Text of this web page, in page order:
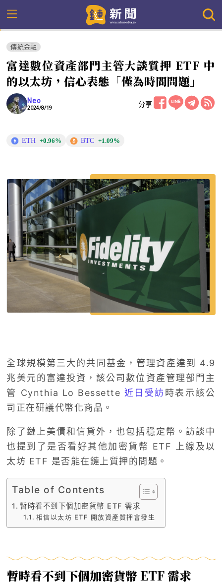
傳統金融
富達數位資產部門主管大談質押 ETF 中
的以太坊，信心表態「僅為時間問題」
Neo
2024/8/19 分享
ETH +0.96% BTC +1.09%
全球規模第三大的共同基金，管理資產達到 4.9
兆美元的富達投資，該公司數位資產管理部門主
管 Cynthia Lo Bessette 近日受訪 時表示該公
司正在研議代幣化商品。
除了鏈上美債和信貸外，也包括穩定幣。訪談中
也提到了是否看好其他加密貨幣 ETF 上線及以
太坊 ETF 是否能在鏈上質押的問題。
Table of Contents
暫時看不到下個加密貨幣 ETF 需求
相信以太坊 ETF 開放資產質押會發生
暫時看不到下個加密貨幣 ETF 需求